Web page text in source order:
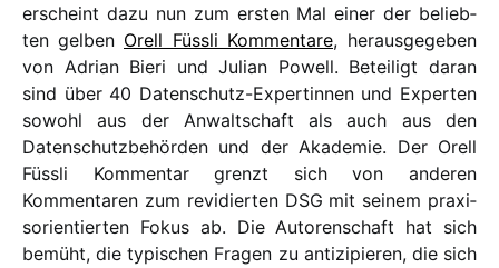
erscheint dazu nun zum ersten Mal einer der belieb­
ten gelben Orell Füssli Kommentare, heraus­ge­ge­ben
von Adrian Bieri und Julian Powell. Beteiligt daran
sind über 40 Datenschutz-Expertinnen und Experten
sowohl aus der Anwaltschaft als auch aus den
Datenschutzbehörden und der Akademie. Der Orell
Füssli Kommentar grenzt sich von ande­ren
Kommentaren zum revi­dier­ten DSG mit seinem praxi­
so­rien­tier­ten Fokus ab. Die Autorenschaft hat sich
bemüht, die typi­schen Fragen zu anti­zi­pie­ren, die sich